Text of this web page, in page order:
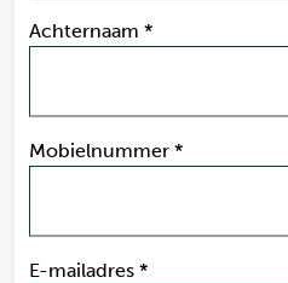
Achternaam *
Mobielnummer *
E-mailadres *